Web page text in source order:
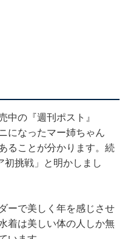
の『週刊ポスト』
になったマー姉ちゃん
ることが分かります。続
挑戦」と明かしまし
ーで美しく年を感じさせ
着は美しい体の人しか無